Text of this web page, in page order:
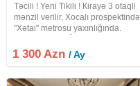
Təcili ! Yeni Tikili ! Кirayə 3 otaqli
mənzil verilir, Xocalı prospektində,
"Xətai" metrosu yaxınlığında.
kv.m.Qaz+Kombi.Əla təmirli.
Parket döşəmə.Sanitar qovşağı
1 300 Azn/ Ay